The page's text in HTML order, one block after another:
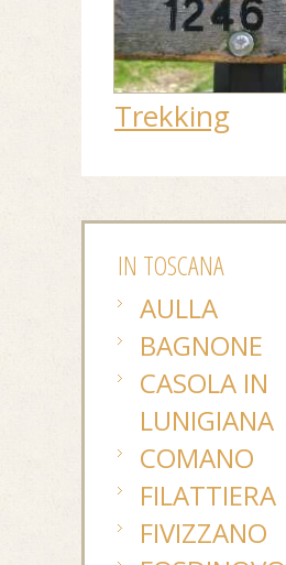
Trekking
IN TOSCANA
AULLA
BAGNONE
CASOLA IN
LUNIGIANA
COMANO
FILATTIERA
FIVIZZANO